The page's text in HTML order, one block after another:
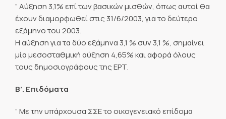
” Αύξηση 3,1% επί των βασικών μισθών, όπως αυτοί θα
έχουν διαμορφωθεί στις 31/6/2003, για το δεύτερο
εξάμηνο του 2003.
Η αύξηση για τα δύο εξάμηνα 3,1 % συν 3,1 %, σημαίνει
μία μεσοσταθμική αύξηση 4,65% και αφορά όλους
τους δημοσιογράφους της ΕΡΤ.
Β’. Επιδόματα
” Με την υπάρχουσα ΣΣΕ το οικογενειακό επίδομα